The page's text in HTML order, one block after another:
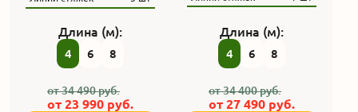
Длина (м):
4 6 8
от34 490руб.
от 23 990 руб.
Длина (м):
4 6 8
от34 400руб.
от 27 490 руб.